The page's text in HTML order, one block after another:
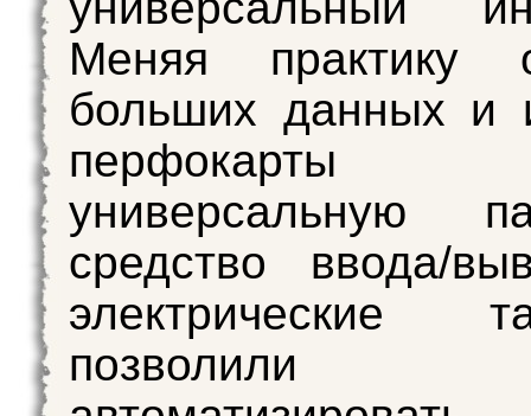
Меняя практику
больших данных и
универсальную
средство ввода/
электрические
позволили